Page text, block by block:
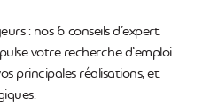
: nos 6 conseils d’expert
votre recherche d’emploi.
principales réalisations, et